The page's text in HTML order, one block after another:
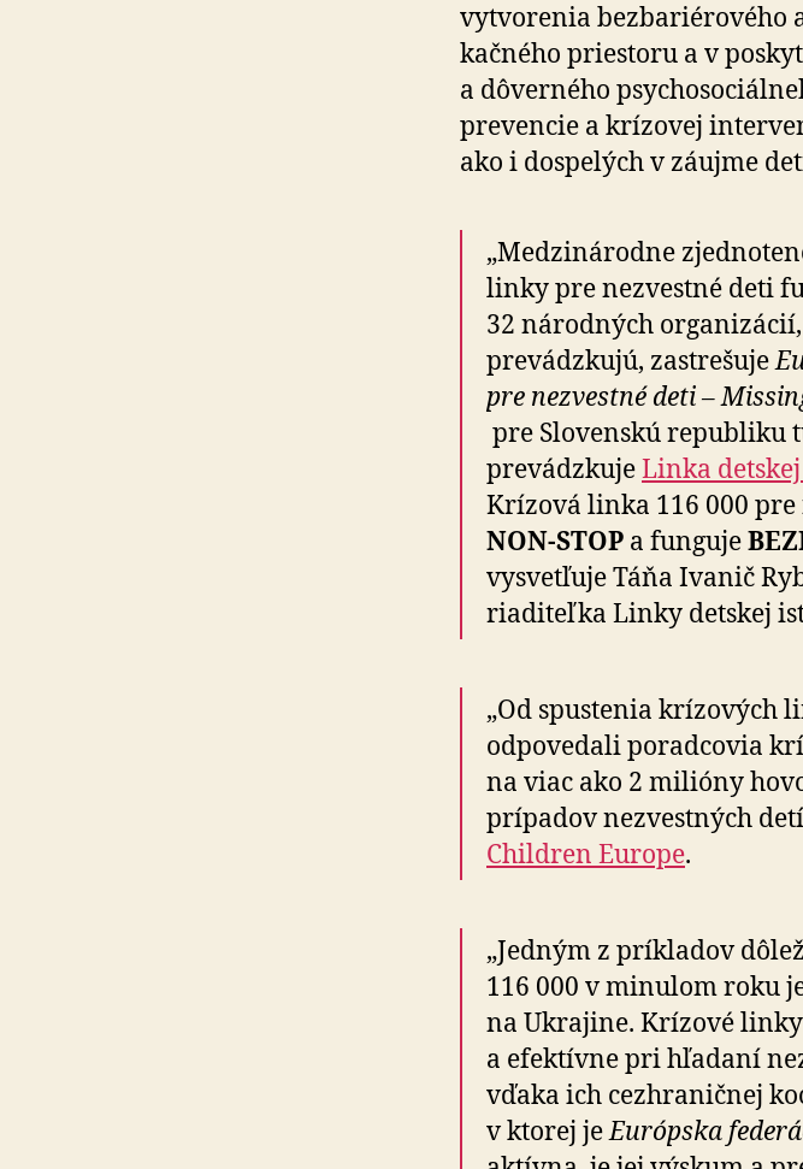
vytvorenia bez­ba­riéro­vého
kač­ného priestoru a v
a dôverného
prevencie a krízovej
ako i dospelých v záujme
„Medzinárodne
linky pre nezvestné deti
32 národných
prevádzkujú, zastrešuje
pre nezvestné deti –
pre Slovenskú republiku
prevádzkujeLinka
Krízová linka 116 000
NON-STOP a funguje
vysvetľuje Táňa Ivanič
riaditeľka Linky detskej
„Od spustenia krízových
odpovedali poradcovia
na viac ako 2 milióny
prípadov nezvestných
Children Europe.
„Jedným z príkladov
116 000 v minulom roku
na Ukrajine. Krízové
a efektívne pri hľadaní
vďaka ich cezhraničnej
v ktorej jeEurópska